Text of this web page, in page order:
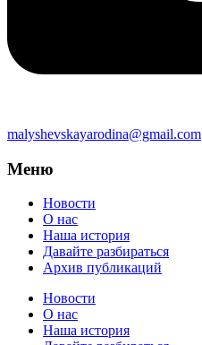
malyshevskayarodina@gmail.com
Меню
Новости
О нас
Наша история
Давайте разбираться
Архив публикаций
Новости
О нас
Наша история